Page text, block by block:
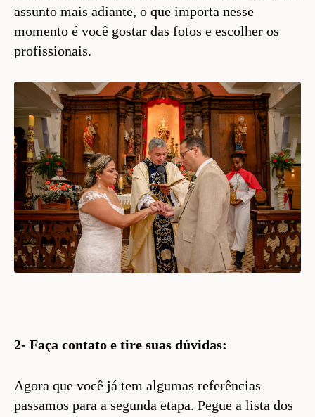
assunto mais adiante, o que importa nesse
momento é você gostar das fotos e escolher os
profissionais.
2- Faça contato e tire suas dúvidas:
Agora que você já tem algumas referências
passamos para a segunda etapa. Pegue a lista dos